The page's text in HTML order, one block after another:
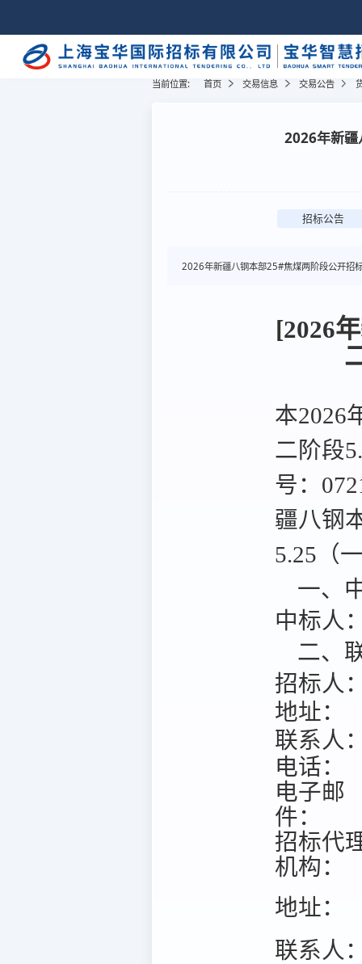
当前位置: 首页 交易信息 交易公告
2026年新
招标公告
2026年新疆八钢本部25#焦煤两阶段公开招
[2026
本2026
二阶段
号：
疆八钢
5.25（
一、
中标人
二、
招标人
地址：
联系人
电话：
电子邮
件：
招标代
机构：
地址：
联系人